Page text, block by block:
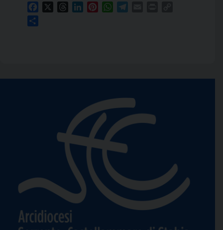
FacebookThreadsLinkedInPinterestWhatsApp